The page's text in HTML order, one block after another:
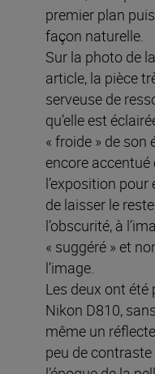
premier plan
façon naturelle.
Sur la photo de
article, la pièce
serveuse de
qu’elle est
« froide » de son
encore
l’exposition
de laisser le
l’obscurité, à
« suggéré » et
l’image.
Les deux ont
Nikon D810,
même un
peu de